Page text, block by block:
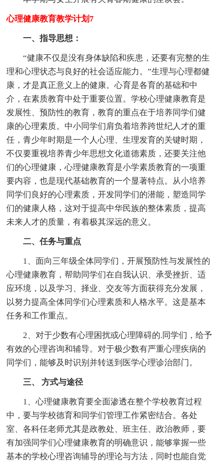
心理健康教育教学计划7
一、指导思想：
“健康不仅是没有身体缺陷和疾患，还要有完整的生
理和心理状态与良好的社会适应能力。”生理与心理都健
康，才是真正意义上的健康。心育是各育的基础和中
介，在素质教育中处于重要位置。学校心理健康教育是
发展性、预防性的教育，教育的重点在于培养同学们健
康的心理素质。中小同学们肩负着培养跨世纪人才的重
任，青少年时期是一个人心理、生理发育的关键时期，
不仅要重视培养青少年思想文化道德素质，还要关注他
们的心理健康，心理健康教育是小学素质教育的一项重
要内容，也是现代基础教育的一个显著特点。从小培养
同学们良好的心理素质，开发同学们的潜能，塑造同学
们的健康人格，这对于提高中华民族的整体素质，提高
未来人才的质量，有着极其深远的意义。
二、任务与重点
1、面向三年级全体同学们，开展预防性与发展性的
心理健康教育，帮助同学们在自我认识、承受挫折、适
应环境，以及学习、择业、交友等方面获得充分发展，
以努力提高全体同学们心理素质和人格水平。这是基本
任务和工作重点。
2、对于少数有心理困扰或心理障碍的.同学们，给予
有效的心理咨询和辅导。对于极少数有严重心理疾病的
同学们，能够及时识别并转送到医学心理诊治部门。
三、 方式与途径
1、心理健康教育要全面渗透在整个学校教育过程
中，要与学校德育和同学们管理工作紧密结合。各处
室、各科任老师尤其是政教处、班主任、政治教师，要
有加强同学们心理健康教育的明确意识，能够掌握一些
基本的学校心理咨询辅导的理论与方法，同时也能自觉